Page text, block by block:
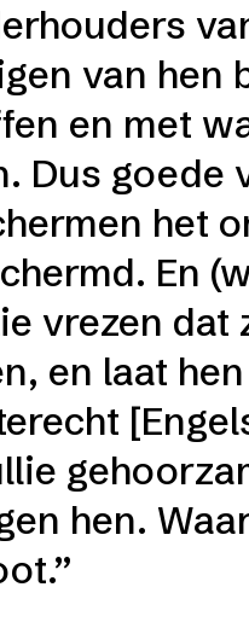
van hen
en met
Dus goede
het
En
vrezen dat
en laat
hen.